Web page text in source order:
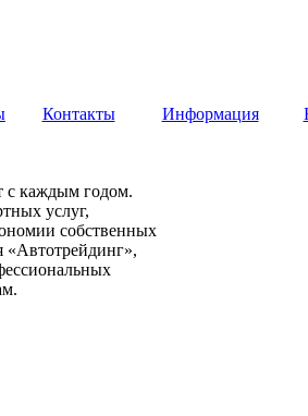
Контакты Информация
с каждым годом.
услуг,
собственных
«Автотрейдинг»,